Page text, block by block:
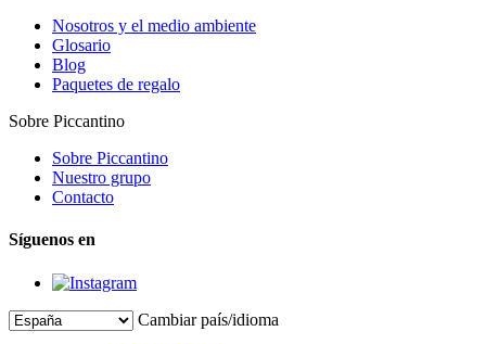
Nosotros y el medio ambiente
Glosario
Blog
Paquetes de regalo
Sobre Piccantino
Sobre Piccantino
Nuestro grupo
Contacto
Síguenos en
Cambiar país/idioma